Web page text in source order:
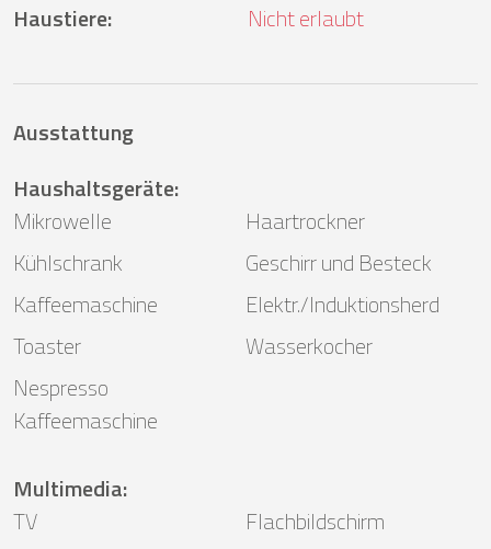
Haustiere: Nicht erlaubt
Ausstattung
Haushaltsgeräte:
Mikrowelle
Haartrockner
Kühlschrank
Geschirr und Besteck
Kaffeemaschine
Elektr./Induktionsherd
Toaster
Wasserkocher
Nespresso
Kaffeemaschine
Multimedia:
TV
Flachbildschirm